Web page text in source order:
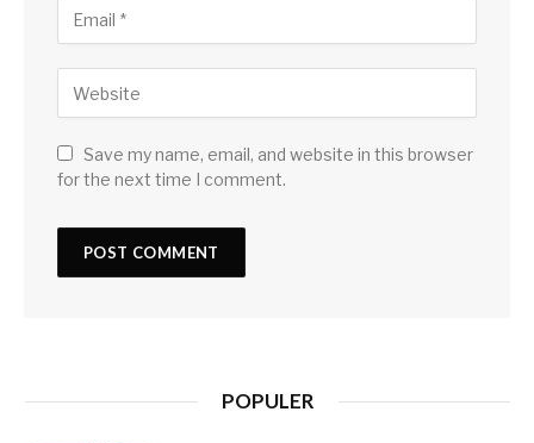
Save my name, email, and website in this browser
for the next time I comment.
POPULER